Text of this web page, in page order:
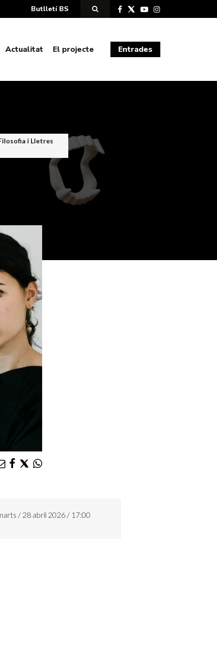
Butlletí BS
Actualitat El projecte Entrades
i Lletres
/ 28 abril 2026 / 17:00